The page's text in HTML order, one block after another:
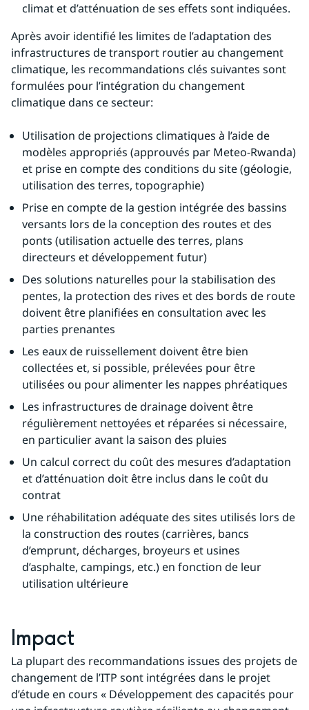
climat et d’atténuation de ses effets sont indiquées.
Après avoir identifié les limites de l’adaptation des
infrastructures de transport routier au changement
climatique, les recommandations clés suivantes sont
formulées pour l’intégration du changement
climatique dans ce secteur:
Utilisation de projections climatiques à l’aide de
modèles appropriés (approuvés par Meteo-Rwanda)
et prise en compte des conditions du site (géologie,
utilisation des terres, topographie)
Prise en compte de la gestion intégrée des bassins
versants lors de la conception des routes et des
ponts (utilisation actuelle des terres, plans
directeurs et développement futur)
Des solutions naturelles pour la stabilisation des
pentes, la protection des rives et des bords de route
doivent être planifiées en consultation avec les
parties prenantes
Les eaux de ruissellement doivent être bien
collectées et, si possible, prélevées pour être
utilisées ou pour alimenter les nappes phréatiques
Les infrastructures de drainage doivent être
régulièrement nettoyées et réparées si nécessaire,
en particulier avant la saison des pluies
Un calcul correct du coût des mesures d’adaptation
et d’atténuation doit être inclus dans le coût du
contrat
Une réhabilitation adéquate des sites utilisés lors de
la construction des routes (carrières, bancs
d’emprunt, décharges, broyeurs et usines
d’asphalte, campings, etc.) en fonction de leur
utilisation ultérieure
Impact
La plupart des recommandations issues des projets de
changement de l’ITP sont intégrées dans le projet
d’étude en cours « Développement des capacités pour